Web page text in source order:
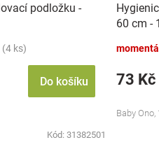
podložku -
(4 ks)
Do košíku
Kód: 31382501
60 cm -
73 Kč
Baby Ono,